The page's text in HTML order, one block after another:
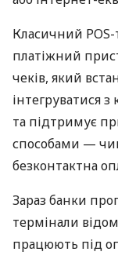
Класичний
платіжний
чеків, який
інтегруватися
та підтримує
способами —
безконтактна
Зараз банки
термінали
працюють під